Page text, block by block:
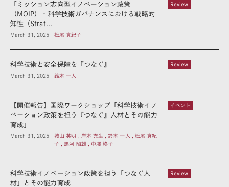
Review
「ミッション志向型イノベーション政策
（MOIP）・科学技術ガバナンスにおける戦略的
知性（Strat...
March 31, 2025 松尾 真紀子
Review
科学技術と安全保障を『つなぐ』
March 31, 2025 鈴木 一人
イベント
【開催報告】国際ワークショップ「科学技術イノ
ベーション政策を担う『つなぐ』人材とその能力
育成」
March 31, 2025
城山 英明 , 岸本 充生 , 鈴木 一人 , 松尾 真紀
子 , 黒河 昭雄 , 中澤 柊子
Review
科学技術イノベーション政策を担う「つなぐ人
材」とその能力育成